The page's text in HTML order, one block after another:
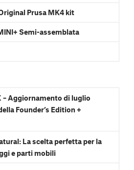
Prusa MK4 kit
Semi-assemblata
– Aggiornamento di luglio
Founder’s Edition +
La scelta perfetta per la
e parti mobili